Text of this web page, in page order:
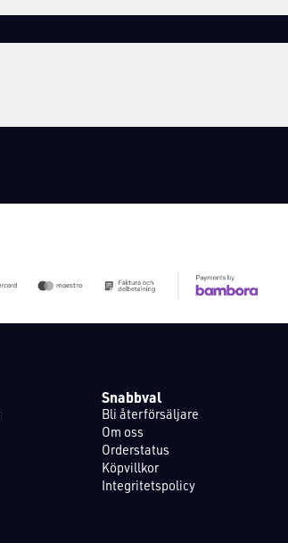
Snabbval
Bli återförsäljare
Om oss
Orderstatus
Köpvillkor
Integritetspolicy